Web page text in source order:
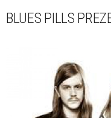
BLUES PILLS